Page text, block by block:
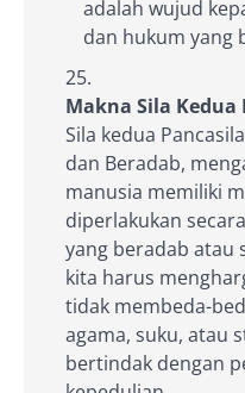
adalah wujud
dan hukum yang
Makna Sila Kedua
Sila kedua
dan Beradab,
manusia memiliki
diperlakukan
yang beradab atau
kita harus
tidak membeda-
agama, suku, atau
bertindak dengan